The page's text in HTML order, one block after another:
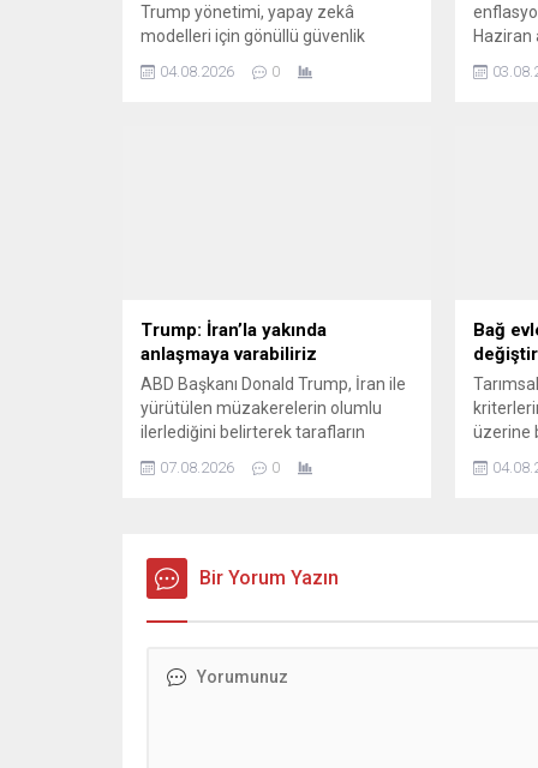
Trump yönetimi, yapay zekâ
modelleri için gönüllü güvenlik
testlerine yönelik yeni çerçeveyi
görüşmek üzere önde gelen
04.08.2026 0
Haziran
yüzde
Trump: İran’la yakında
anlaşmaya varabiliriz
ABD Başkanı Donald Trump, İran ile
yürütülen müzakerelerin olumlu
ilerlediğini belirterek tarafların
varabileceğini söyledi.
07.08.2026 0
Bağ
üzerine
asgari
Bir Yorum Yazın